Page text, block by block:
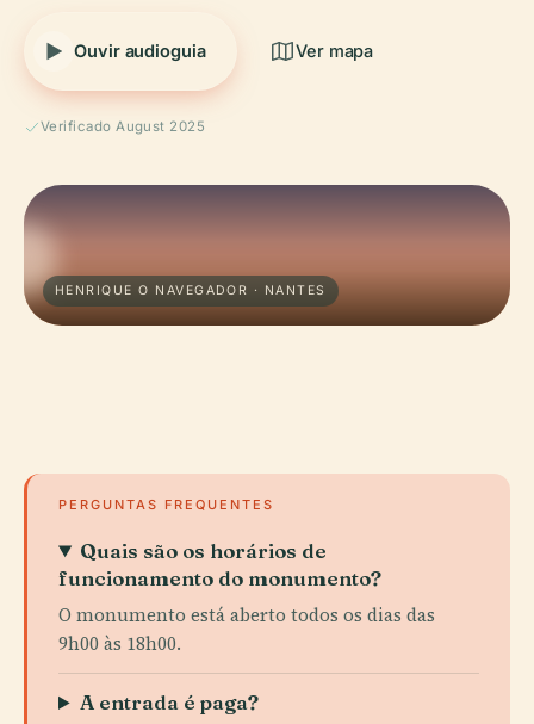
Ouvir audioguia Ver mapa
Verificado August 2025
HENRIQUE O NAVEGADOR · NANTES
PERGUNTAS FREQUENTES
Quais são os horários de
funcionamento do monumento?
O monumento está aberto todos os dias das
9h00 às 18h00.
A entrada é paga?